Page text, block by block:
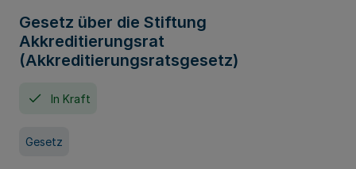
Gesetz über die Stiftung
Akkreditierungsrat
(Akkreditierungsratsgesetz)
In Kraft
Gesetz